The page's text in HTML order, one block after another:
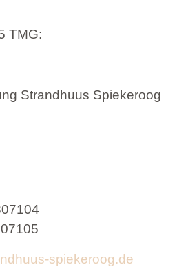
TMG:
Strandhuus Spiekeroog
spiekeroog.de